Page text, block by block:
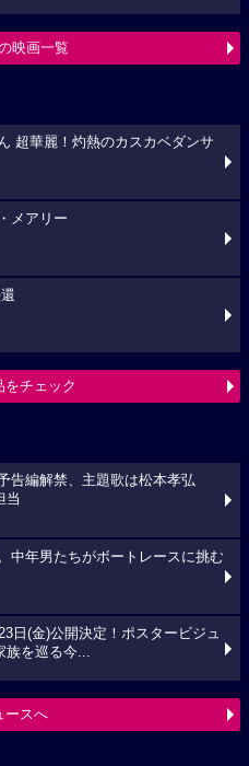
映画一覧
超華麗！灼熱のカスカベダンサ
メアリー
をチェック
告編解禁、主題歌は松本孝弘
当
中年男たちがボートレースに挑む
日(金)公開決定！ポスタービジュ
族を巡る今...
ースへ